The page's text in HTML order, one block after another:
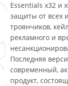
Essentials x32 и
защиты от всех
троянчиков,
рекламного и
Последняя
современный,
продукт,